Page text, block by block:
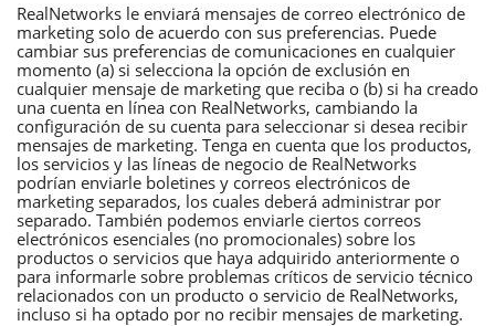
RealNetworks le enviará mensajes de correo electrónico de
marketing solo de acuerdo con sus preferencias. Puede
cambiar sus preferencias de comunicaciones en cualquier
momento (a) si selecciona la opción de exclusión en
cualquier mensaje de marketing que reciba o (b) si ha creado
una cuenta en línea con RealNetworks, cambiando la
configuración de su cuenta para seleccionar si desea recibir
mensajes de marketing. Tenga en cuenta que los productos,
los servicios y las líneas de negocio de RealNetworks
podrían enviarle boletines y correos electrónicos de
marketing separados, los cuales deberá administrar por
separado. También podemos enviarle ciertos correos
electrónicos esenciales (no promocionales) sobre los
productos o servicios que haya adquirido anteriormente o
para informarle sobre problemas críticos de servicio técnico
relacionados con un producto o servicio de RealNetworks,
incluso si ha optado por no recibir mensajes de marketing.